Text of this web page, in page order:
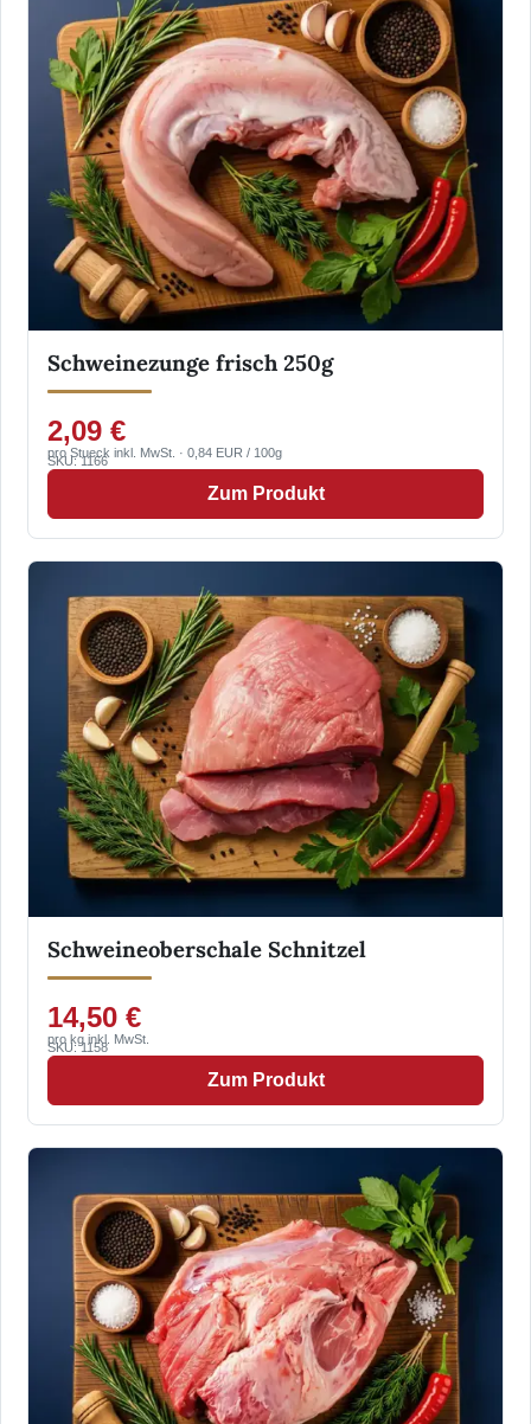
Schweinezunge frisch 250g
2,09 €
pro Stueck inkl. MwSt. · 0,84 EUR / 100g
SKU: 1166
Zum Produkt
Schweineoberschale Schnitzel
14,50 €
pro kg inkl. MwSt.
SKU: 1158
Zum Produkt